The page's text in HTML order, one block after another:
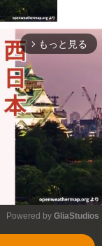
Mute
arrow_forward_ios もっと見る
Powered by GliaStudios